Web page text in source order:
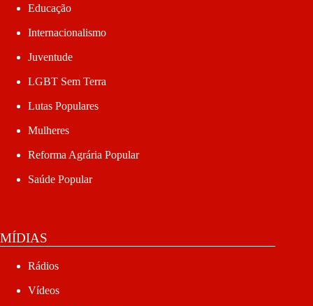
Educação
Internacionalismo
Juventude
LGBT Sem Terra
Lutas Populares
Mulheres
Reforma Agrária Popular
Saúde Popular
MÍDIAS
Rádios
Vídeos